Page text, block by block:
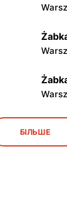
Łódź,
БІЛЬШЕ